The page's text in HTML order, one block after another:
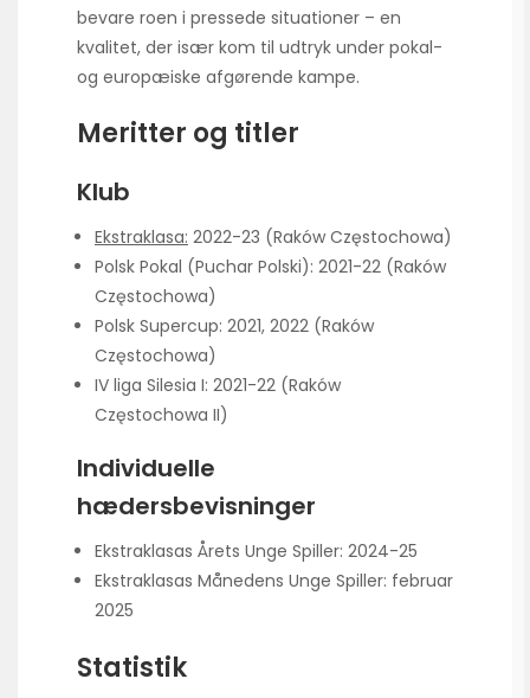
bevare roen i pressede situationer – en
kvalitet, der især kom til udtryk under pokal-
og europæiske afgørende kampe.
Meritter og titler
Klub
Ekstraklasa: 2022-23 (Raków Częstochowa)
Polsk Pokal (Puchar Polski): 2021-22 (Raków
Częstochowa)
Polsk Supercup: 2021, 2022 (Raków
Częstochowa)
IV liga Silesia I: 2021-22 (Raków
Częstochowa II)
Individuelle
hædersbevisninger
Ekstraklasas Årets Unge Spiller: 2024-25
Ekstraklasas Månedens Unge Spiller: februar
2025
Statistik